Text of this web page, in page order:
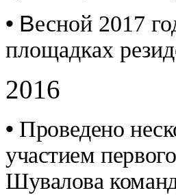
• Весной 2017
площадках
2016
• Проведено
участием
Шувалова